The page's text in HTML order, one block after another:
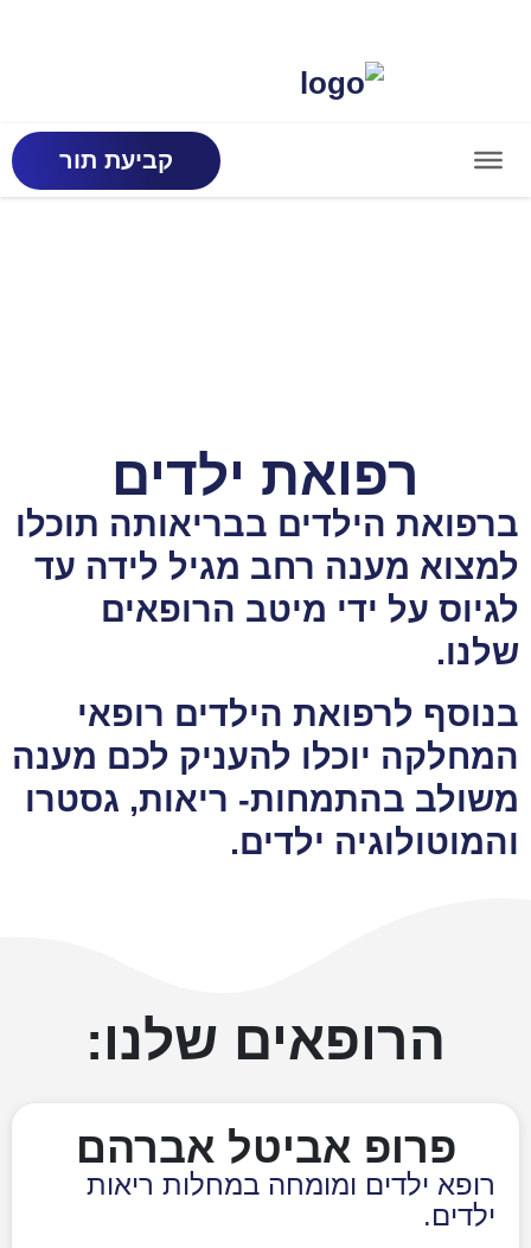
קביעת תור
רפואת ילדים
ברפואת הילדים בבריאותה תוכלו
למצוא מענה רחב מגיל לידה עד
לגיוס על ידי מיטב הרופאים
שלנו.
בנוסף לרפואת הילדים רופאי
המחלקה יוכלו להעניק לכם מענה
משולב בהתמחות- ריאות, גסטרו
והמוטולוגיה ילדים.
הרופאים שלנו:
פרופ אביטל אברהם
רופא ילדים ומומחה במחלות ריאות
ילדים.